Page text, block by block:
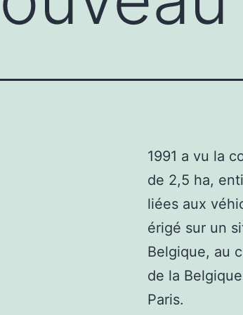
1991 a vu la
de 2,5 ha,
liées aux
érigé sur un
Belgique, au
de la
Paris.